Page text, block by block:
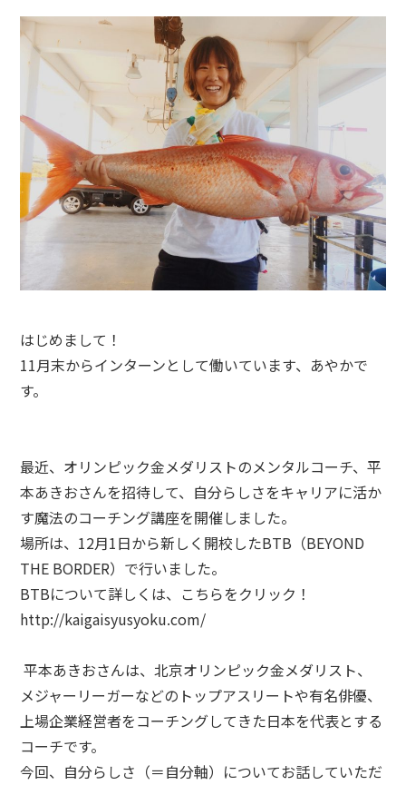
はじめまして！
11月末からインターンとして働いています、あやかで
す。
最近、オリンピック金メダリストのメンタルコーチ、平
本あきおさんを招待して、自分らしさをキャリアに活か
す魔法のコーチング講座を開催しました。
場所は、12月1日から新しく開校したBTB（BEYOND
THE BORDER）で行いました。
BTBについて詳しくは、こちらをクリック！
http://kaigaisyusyoku.com/
平本あきおさんは、北京オリンピック金メダリスト、
メジャーリーガーなどのトップアスリートや有名俳優、
上場企業経営者をコーチングしてきた日本を代表とする
コーチです。
今回、自分らしさ（＝自分軸）についてお話していただ